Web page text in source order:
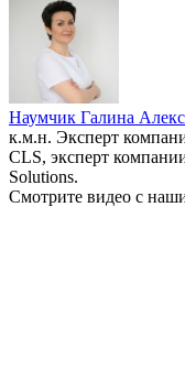
Наумчик Галина
к.м.н. Эксперт
CLS, эксперт
Solutions.
Смотрите видео с